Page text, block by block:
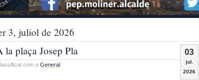
3, juliol de 2026
03
jul.
2026
la plaça Josep Pla
com a General